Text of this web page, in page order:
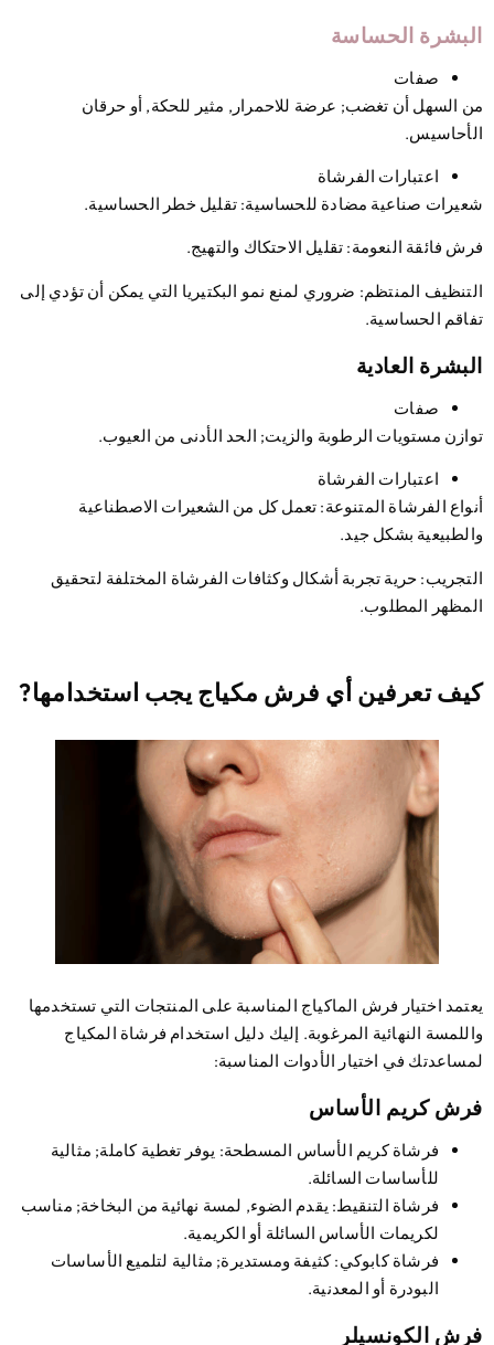
الحساسة
صفات
السهل أن تغضب; عرضة للاحمرار, مثير للحكة, أو حرقان
اعتبارات الفرشاة
صناعية مضادة للحساسية: تقليل خطر الحساسية.
فائقة النعومة: تقليل الاحتكاك والتهيج.
المنتظم: ضروري لمنع نمو البكتيريا التي يمكن أن تؤدي إلى
الحساسية.
العادية
صفات
مستويات الرطوبة والزيت; الحد الأدنى من العيوب.
اعتبارات الفرشاة
الفرشاة المتنوعة: تعمل كل من الشعيرات الاصطناعية
بشكل جيد.
: حرية تجربة أشكال وكثافات الفرشاة المختلفة لتحقيق
المطلوب.
تعرفين أي فرش مكياج يجب استخدامها?
اختيار فرش الماكياج المناسبة على المنتجات التي تستخدمها
النهائية المرغوبة. إليك دليل استخدام فرشاة المكياج
في اختيار الأدوات المناسبة:
كريم الأساس
فرشاة كريم الأساس المسطحة: يوفر تغطية كاملة; مثالية
للأساسات السائلة.
فرشاة التنقيط: يقدم الضوء, لمسة نهائية من البخاخة; مناسب
لكريمات الأساس السائلة أو الكريمية.
فرشاة كابوكي: كثيفة ومستديرة; مثالية لتلميع الأساسات
البودرة أو المعدنية.
الكونسيلر